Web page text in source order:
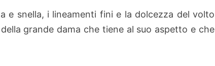
e snella, i lineamenti fini e la dolcezza del volto
grande dama che tiene al suo aspetto e che